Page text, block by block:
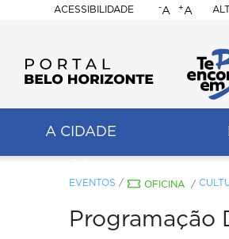
ACESSIBILIDADE
BELO
-A +A
A CIDADE
EVENTOS / OFICINA /
Programação